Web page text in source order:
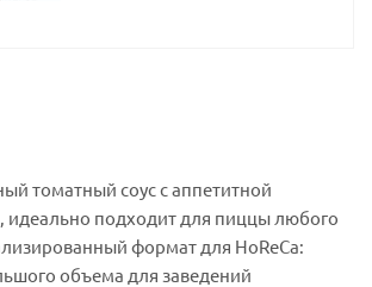
томатный соус с аппетитной
идеально подходит для пиццы любого
формат для HoReCa:
объема для заведений